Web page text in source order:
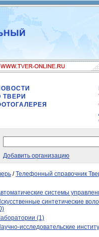
ТВЕРИ
Добавить организацию
/Телефонный справочник
системы
синтетические
(1)
исследовательские